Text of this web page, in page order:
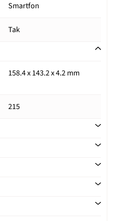
Smartfon
Tak
158.4 x 143.2 x 4.2 mm
215